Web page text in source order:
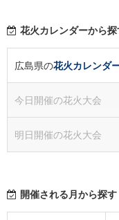
花火カレンダーから
広島県の花火カレンダ
今日開催の花火大会
明日開催の花火大会
開催される月から探す